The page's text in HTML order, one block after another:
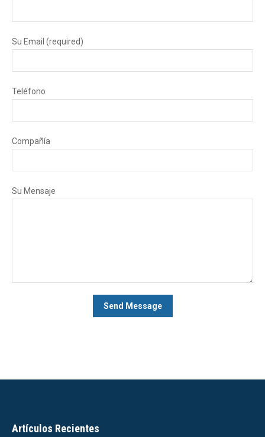
Su Email (required)
Teléfono
Compañía
Su Mensaje
Artículos Recientes